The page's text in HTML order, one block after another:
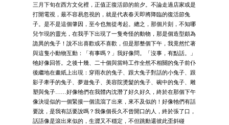
三月下旬在西方文化裡，正值正復活節的前夕。不論走過店家或是
打開電視，最不容易忽視的，就是代表春天即將降臨的復活節兔
子。是不是這個肇因，至今也無從考起。總之，那個片刻，不知哪
兒乍現的靈光，在我手下出現了一隻奇怪的動物，那是個造型頗為
詭異的兔子！說不出喜歡或不喜歡，但是那整個下午，我竟然忙著
與這隻小動物互動：「有事嗎？」我好像問。「沒事，有點話。」
牠好像回答。之後十幾、二十個與當時工作全然不相關的兔子前仆
後繼地在畫紙上出現：穿雨衣的兔子、跟大兔子對話的小兔子、跟
影子牽手的兔子、夢遊兔子、美容院燙髮的兔子、碗中的兔子、雕
塑與兔子……好像牠們在我體內沈潛了好久好久，終於在那個下午
像決堤似的一個緊接一個流瀉了出來，來不及似的！好像牠們有話
要說，是我有話要說嗎？我像個長久不曾開口的人，終於張了口，
話語像是滾出來似的，生澀又不穩定，不但跳動還彼此歪斜碰